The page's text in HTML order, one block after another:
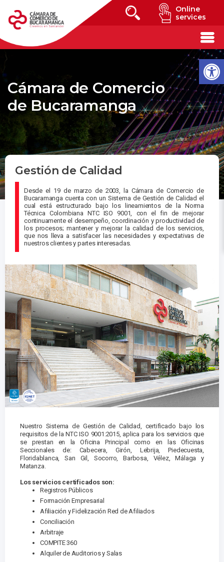
Online
services
Cámara de Comercio
de Bucaramanga
Gestión de Calidad
Desde el 19 de marzo de 2003, la Cámara de Comercio de
Bucaramanga cuenta con un Sistema de Gestión de Calidad el
cual está estructurado bajo los lineamientos de la Norma
Técnica Colombiana NTC ISO 9001, con el fin de mejorar
continuamente el desempeño, coordinación y productividad de
los procesos; mantener y mejorar la calidad de los servicios,
que nos lleva a satisfacer las necesidades y expectativas de
nuestros clientes y partes interesadas.
Nuestro Sistema de Gestión de Calidad, certificado bajo los
requisitos de la NTC ISO 9001:2015, aplica para los servicios que
se prestan en la Oficina Principal como en las Oficinas
Seccionales de: Cabecera, Girón, Lebrija, Piedecuesta,
Floridablanca, San Gil, Socorro, Barbosa, Vélez, Málaga y
Matanza.
Los servicios certificados son:
Registros Públicos
Formación Empresarial
Afiliación y Fidelización Red de Afiliados
Conciliación
Arbitraje
COMPITE 360
Alquiler de Auditorios y Salas